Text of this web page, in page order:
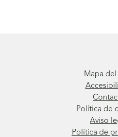
Mapa
Política de
Aviso
Política de